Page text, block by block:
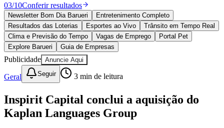
Esportes
Saúde
Segurança
Cultura
Meio Ambiente
Obras
Educação
Bairros de Barueri
Selecione sua região Para notícias da sua região
03/10Conferir resultados
Newsletter Bom Dia Barueri
Entretenimento Completo
Resultados das Loterias
Esportes ao Vivo
Trânsito em Tempo Real
Clima e Previsão do Tempo
Vagas de Emprego
Portal Pet
Explore Barueri
Guia de Empresas
Publicidade Anuncie Aqui
Geral Seguir 3 min de leitura
Inspirit Capital conclui a aquisição do
Kaplan Languages Group